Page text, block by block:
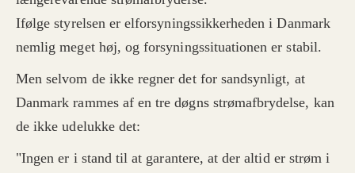
Ifølge styrelsen er elforsyningssikkerheden i Danmark
nemlig meget høj, og forsyningssituationen er stabil.
Men selvom de ikke regner det for sandsynligt, at
Danmark rammes af en tre døgns strømafbrydelse, kan
de ikke udelukke det:
"Ingen er i stand til at garantere, at der altid er strøm i